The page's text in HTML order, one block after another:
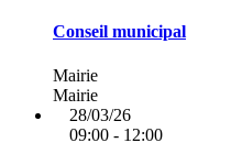
Conseil municipal
Mairie
Mairie
28/03/26
09:00 - 12:00